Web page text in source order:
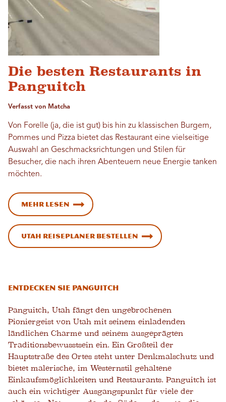
Die besten Restaurants in
Panguitch
Verfasst von Matcha
Von Forelle (ja, die ist gut) bis hin zu klassischen Burgern,
Pommes und Pizza bietet das Restaurant eine vielseitige
Auswahl an Geschmacksrichtungen und Stilen für
Besucher, die nach ihren Abenteuern neue Energie tanken
möchten.
Mehr lesen
Utah Reiseplaner bestellen
Entdecken Sie Panguitch
Panguitch, Utah fängt den ungebrochenen
Pioniergeist von Utah mit seinem einladenden
ländlichen Charme und seinem ausgeprägten
Traditionsbewusstsein ein. Ein Großteil der
Hauptstraße des Ortes steht unter Denkmalschutz und
bietet malerische, im Westernstil gehaltene
Einkaufsmöglichkeiten und Restaurants. Panguitch ist
auch ein wichtiger Ausgangspunkt für viele der